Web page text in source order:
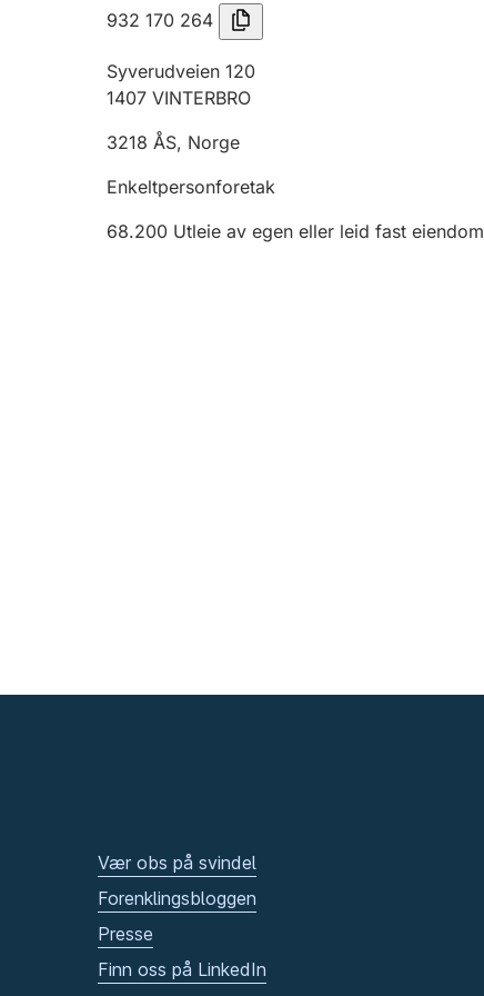
932 170 264
Syverudveien 120
1407 VINTERBRO
3218 ÅS, Norge
Enkeltpersonforetak
68.200 Utleie av egen eller leid fast eiendom
Vær obs på svindel
Forenklingsbloggen
Presse
Finn oss på LinkedIn